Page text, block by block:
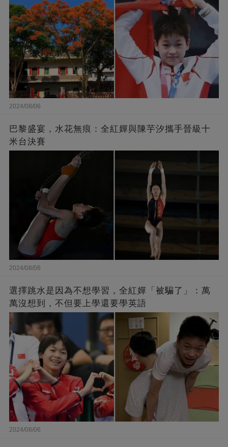
2024/08/06
巴黎盛宴，水花無痕：全紅嬋與陳芋汐攜手晉級十
米台決賽
2024/08/06
選擇跳水是因為不想學習，全紅嬋「被騙了」：萬
萬沒想到，不但要上學還要學英語
2024/08/06